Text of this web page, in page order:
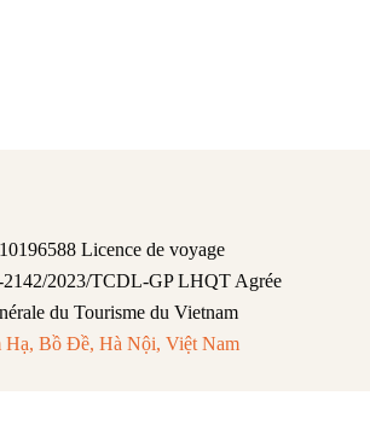
Licence de voyage
2142/2023/TCDL-GP LHQT Agrée
du Tourisme du Vietnam
Hạ, Bồ Đề, Hà Nội, Việt Nam